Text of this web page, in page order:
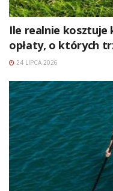
Ile realnie kosztuje
opłaty, o których
24 LIPCA 2026